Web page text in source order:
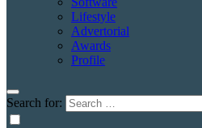
Lifestyle
Advertorial
Awards
Profile
Search for: